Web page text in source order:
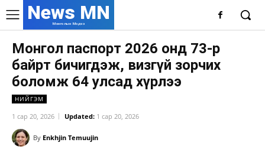
News MN
Монголын Мэдээ
Монгол паспорт 2026 онд 73-р
байрт бичигдэж, визгүй зорчих
боломж 64 улсад хүрлээ
НИЙГЭМ
1 сар 20, 2026 Updated: 1 сар 20, 2026
By Enkhjin Temuujin